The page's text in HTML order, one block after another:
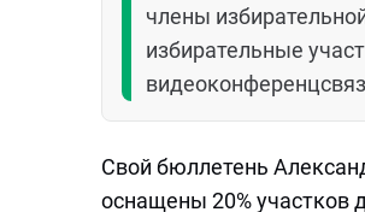
члены
избирательные
Свой бюллетень
оснащены 20% участков